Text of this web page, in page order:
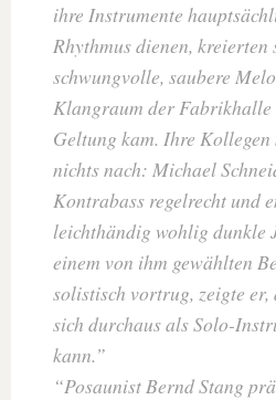
ihre Instrumente
Rhythmus dienen, kreierten
schwungvolle, saubere
Klangraum der Fabrikhalle
Geltung kam. Ihre
nichts nach: Michael
Kontrabass regelrecht und
leichthändig wohlig dunkle
einem von ihm gewählten
solistisch vortrug, zeigte
sich durchaus als Solo-
kann.
Posaunist Bernd Stang